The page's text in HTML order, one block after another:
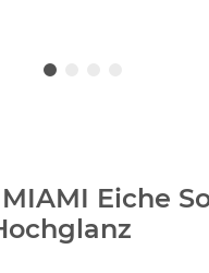
Eiche